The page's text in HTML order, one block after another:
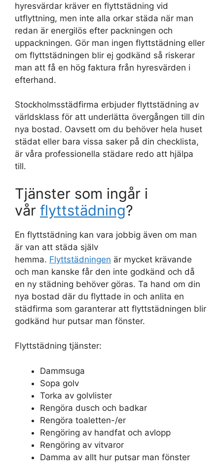
hyresvärdar kräver en flyttstädning vid
utflyttning, men inte alla orkar städa när man
redan är energilös efter packningen och
uppackningen. Gör man ingen flyttstädning eller
om flyttstädningen blir ej godkänd så riskerar
man att få en hög faktura från hyresvärden i
efterhand.
Stockholmsstädfirma erbjuder flyttstädning av
världsklass för att underlätta övergången till din
nya bostad. Oavsett om du behöver hela huset
städat eller bara vissa saker på din checklista,
är våra professionella städare redo att hjälpa
till.
Tjänster som ingår i
vår flyttstädning?
En flyttstädning kan vara jobbig även om man
är van att städa själv
hemma. Flyttstädningen är mycket krävande
och man kanske får den inte godkänd och då
en ny städning behöver göras. Ta hand om din
nya bostad där du flyttade in och anlita en
städfirma som garanterar att flyttstädningen blir
godkänd hur putsar man fönster.
Flyttstädning tjänster:
Dammsuga
Sopa golv
Torka av golvlister
Rengöra dusch och badkar
Rengöra toaletten-/er
Rengöring av handfat och avlopp
Rengöring av vitvaror
Damma av allt hur putsar man fönster